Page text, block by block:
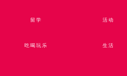
留学
吃喝玩乐
活动
生活